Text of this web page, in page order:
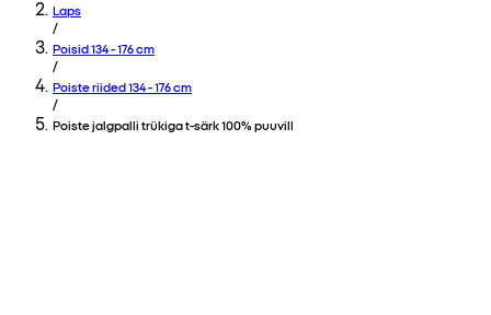
Laps
/
Poisid 134 - 176 cm
/
Poiste riided 134 - 176 cm
/
Poiste jalgpalli trükiga t-särk 100% puuvill